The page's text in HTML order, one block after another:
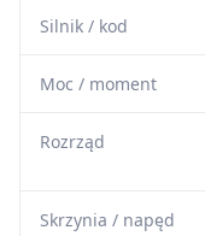
Silnik / kod
Moc / moment
Rozrząd
Skrzynia / napęd